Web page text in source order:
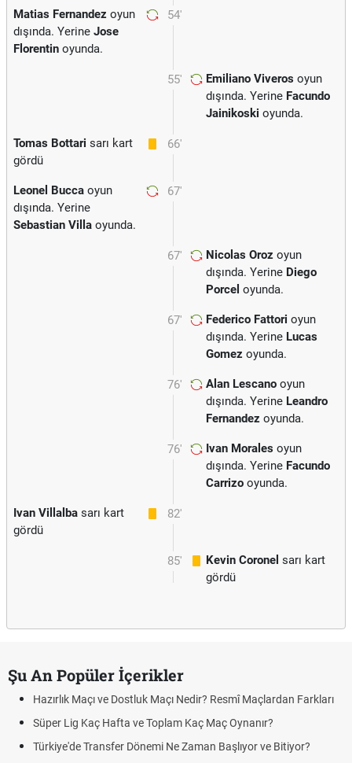
54'
Matias Fernandez oyun
dışında. Yerine Jose
Florentin oyunda.
55' Emiliano Viveros oyun
dışında. Yerine Facundo
Jainikoski oyunda.
66'
Tomas Bottari sarı kart
gördü
67'
Leonel Bucca oyun
dışında. Yerine
Sebastian Villa oyunda.
67' Nicolas Oroz oyun
dışında. Yerine Diego
Porcel oyunda.
67' Federico Fattori oyun
dışında. Yerine Lucas
Gomez oyunda.
76' Alan Lescano oyun
dışında. Yerine Leandro
Fernandez oyunda.
76' Ivan Morales oyun
dışında. Yerine Facundo
Carrizo oyunda.
82'
Ivan Villalba sarı kart
gördü
85' Kevin Coronel sarı kart
gördü
Şu An Popüler İçerikler
Hazırlık Maçı ve Dostluk Maçı Nedir? Resmî Maçlardan Farkları
Süper Lig Kaç Hafta ve Toplam Kaç Maç Oynanır?
Türkiye'de Transfer Dönemi Ne Zaman Başlıyor ve Bitiyor?